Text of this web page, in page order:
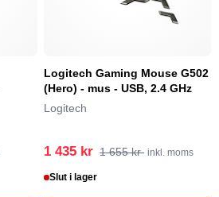
Logitech Gaming Mouse G502
(Hero) - mus - USB, 2.4 GHz
Logitech
1 435 kr 1 655 kr inkl. moms
Slut i lager